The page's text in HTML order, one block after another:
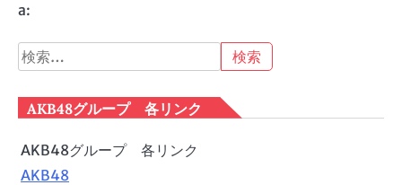
a:
検
索:
AKB48グループ 各リンク
AKB48グループ 各リンク
AKB48